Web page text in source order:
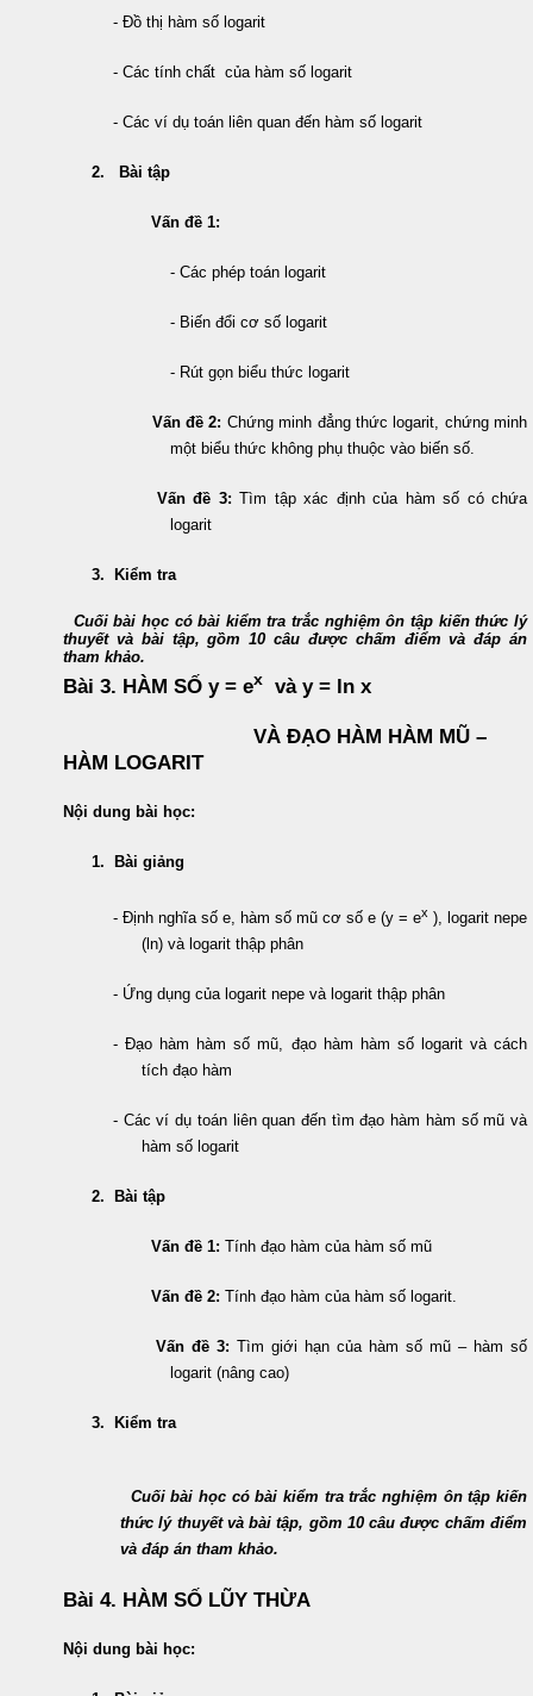
- Đồ thị hàm số logarit
- Các tính chất của hàm số logarit
- Các ví dụ toán liên quan đến hàm số logarit
2. Bài tập
Vấn đề 1:
- Các phép toán logarit
- Biến đổi cơ số logarit
- Rút gọn biểu thức logarit
Vấn đề 2: Chứng minh đẳng thức logarit, chứng minh
một biểu thức không phụ thuộc vào biến số.
Vấn đề 3:Tìm tập xác định của hàm số có chứa
logarit
3. Kiểm tra
Cuối bài học có bài kiểm tra trắc nghiệm ôn tập kiến thức lý
thuyết và bài tập, gồm 10 câu được chấm điểm và đáp án
tham khảo.
Bài 3. HÀM SỐ y = ex và y = ln x
VÀ ĐẠO HÀM HÀM MŨ –
HÀM LOGARIT
Nội dung bài học:
1. Bài giảng
- Định nghĩa số e, hàm số mũ cơ số e (y = ex ), logarit nepe
(ln) và logarit thập phân
- Ứng dụng của logarit nepe và logarit thập phân
- Đạo hàm hàm số mũ, đạo hàm hàm số logarit và cách
tích đạo hàm
- Các ví dụ toán liên quan đến tìm đạo hàm hàm số mũ và
hàm số logarit
2. Bài tập
Vấn đề 1: Tính đạo hàm của hàm số mũ
Vấn đề 2: Tính đạo hàm của hàm số logarit.
Vấn đề 3: Tìm giới hạn của hàm số mũ – hàm số
logarit (nâng cao)
3. Kiểm tra
Cuối bài học có bài kiểm tra trắc nghiệm ôn tập kiến
thức lý thuyết và bài tập, gồm 10 câu được chấm điểm
và đáp án tham khảo.
Bài 4. HÀM SỐ LŨY THỪA
Nội dung bài học: